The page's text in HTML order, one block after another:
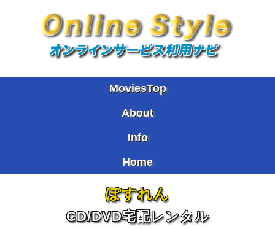
MoviesTop
About
Info
Home
ぽすれん
CD/DVD宅配レンタル